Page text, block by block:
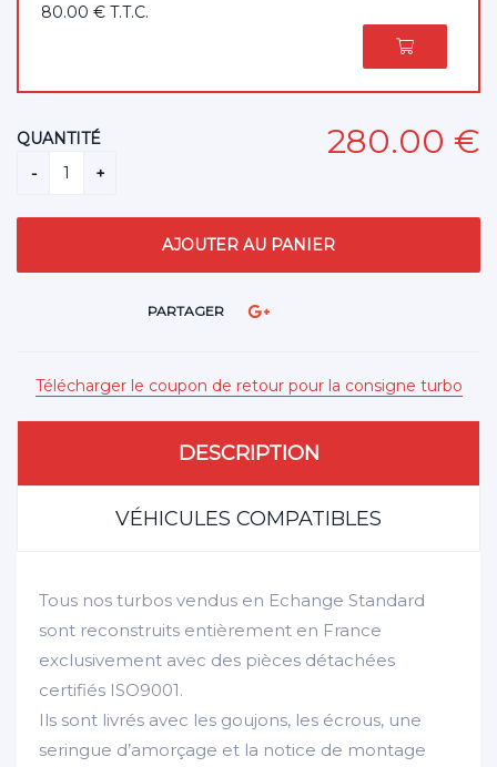
80.00 € T.T.C.
280.00 €
QUANTITÉ
PARTAGER
Télécharger le coupon de retour pour la consigne turbo
DESCRIPTION
VÉHICULES COMPATIBLES
Tous nos turbos vendus en Echange Standard
sont reconstruits entièrement en France
exclusivement avec des pièces détachées
certifiés ISO9001.
Ils sont livrés avec les goujons, les écrous, une
seringue d’amorçage et la notice de montage